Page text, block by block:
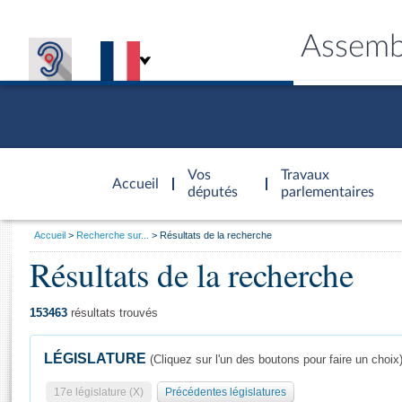
Accueil
d'accueil
Vos
députés
Travaux
parlementaires
Général
Vous
Accueil Recherche sur... Résultats de la recherche
Résultats de la recherche
153463 résultats trouvés
LÉGISLATURE (Cliquez sur l'un des boutons pour faire un choix)
17e législature (X) Précédentes législatures